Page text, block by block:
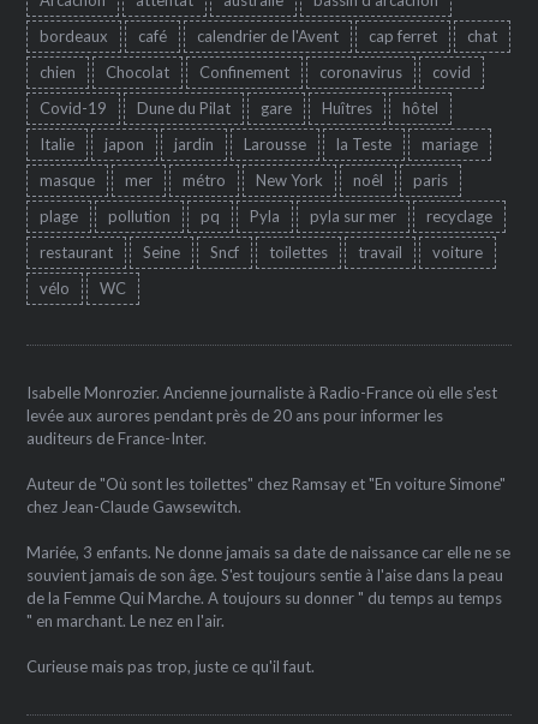
bordeaux
café calendrier de l'Avent cap ferret
chat
chien
Chocolat Confinement coronavirus
covid
Covid-19
Dune du Pilat gare Huîtres
hôtel
Italie
japon jardin Larousse la Teste
mariage
masque
mer métro New York noêl
paris
plage
pollution pq Pyla pyla sur mer
recyclage
restaurant
Seine Sncf toilettes travail
voiture
vélo
WC
Isabelle Monrozier. Ancienne journaliste à Radio-France où elle s'est
levée aux aurores pendant près de 20 ans pour informer les
auditeurs de France-Inter.
Auteur de "Où sont les toilettes" chez Ramsay et "En voiture Simone"
chez Jean-Claude Gawsewitch.
Mariée, 3 enfants. Ne donne jamais sa date de naissance car elle ne se
souvient jamais de son âge. S'est toujours sentie à l'aise dans la peau
de la Femme Qui Marche. A toujours su donner " du temps au temps
" en marchant. Le nez en l'air.
Curieuse mais pas trop, juste ce qu'il faut.